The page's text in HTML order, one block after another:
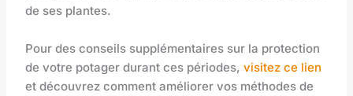
de ses plantes.
Pour des conseils supplémentaires sur la protection
de votre potager durant ces périodes,visitez ce lien
et découvrez comment améliorer vos méthodes de